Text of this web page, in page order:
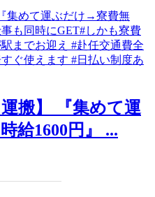
搬】 『集めて運
給1600円』 ...